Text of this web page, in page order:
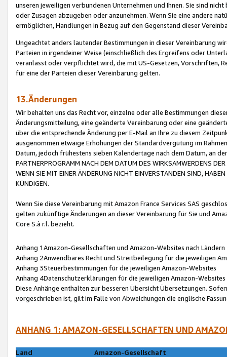
unseren jeweiligen verbundenen Unternehmen und Ihnen. Sie sind
oder Zusagen abzugeben oder anzunehmen. Wenn Sie eine andere
ermöglichen, Handlungen in Bezug auf den Gegenstand dieser
Ungeachtet anders lautender Bestimmungen in dieser Vereinbarung
Parteien in irgendeiner Weise (einschließlich des Ergreifens oder
veranlasst oder verpflichtet wird, die mit US-Gesetzen, Vorschriften,
für eine der Parteien dieser Vereinbarung gelten.
13.Änderungen
Wir behalten uns das Recht vor, einzelne oder alle Bestimmungen
Änderungsmitteilung, eine geänderte Vereinbarung oder eine
über die entsprechende Änderung per E-Mail an Ihre zu diesem
ausgenommen etwaige Erhöhungen der Standardvergütung im
Datum, jedoch frühestens sieben Kalendertage nach dem Datum, an
PARTNERPROGRAMM NACH DEM DATUM DES WIRKSAMWERDENS
WENN SIE MIT EINER ÄNDERUNG NICHT EINVERSTANDEN SIND,
KÜNDIGEN.
Wenn Sie diese Vereinbarung mit Amazon France Services SAS
gelten zukünftige Änderungen an dieser Vereinbarung für Sie und
Core S.à r.l. bezieht.
Anhang 1Amazon-Gesellschaften und Amazon-Websites nach Ländern
Anhang 2Anwendbares Recht und Streitbeilegung für die jeweiligen
Anhang 3Steuerbestimmungen für die jeweiligen Amazon-Websites
Anhang 4Datenschutzerklärungen für die jeweiligen Amazon-Websites
Diese Anhänge enthalten zur besseren Übersicht Übersetzungen.
vorgeschrieben ist, gilt im Falle von Abweichungen die englische
ANHANG 1: AMAZON-GESELLSCHAFTEN UND
Land
Amazon-Gesellschaft